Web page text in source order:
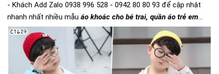
- Khách Add Zalo 0938 996 528 - 0942 80 80 93 để cập nhật
nhanh nhất nhiều mẫu áo khoác cho bé trai, quần áo trẻ em...